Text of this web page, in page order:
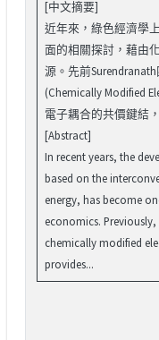
[中文摘要]
近年來，綠色經濟學
面的相關探討，藉由
源。先前
(Chemically Modified
電子耦合的共價鍵結
[Abstract]
In recent years, the
based on the
energy, has become
economics.
chemically modified
provides...